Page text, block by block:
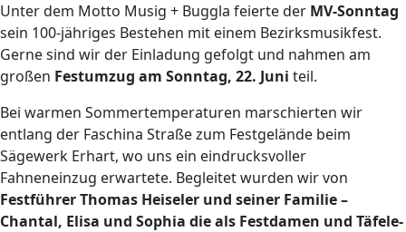
Unter dem Motto Musig + Buggla feierte der MV-Sonntag
sein 100-jähriges Bestehen mit einem Bezirksmusikfest.
Gerne sind wir der Einladung gefolgt und nahmen am
großen Festumzug am Sonntag, 22. Juni teil.
Bei warmen Sommertemperaturen marschierten wir
entlang der Faschina Straße zum Festgelände beim
Sägewerk Erhart, wo uns ein eindrucksvoller
Fahneneinzug erwartete. Begleitet wurden wir von
Festführer Thomas Heiseler und seiner Familie –
Chantal, Elisa und Sophia die als Festdamen und Täfele-